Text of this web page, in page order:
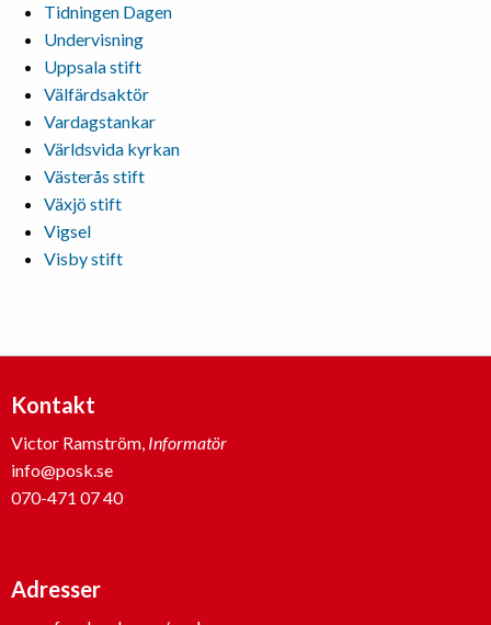
Tidningen Dagen
Undervisning
Uppsala stift
Välfärdsaktör
Vardagstankar
Världsvida kyrkan
Västerås stift
Växjö stift
Vigsel
Visby stift
Kontakt
Victor Ramström, Informatör
info@posk.se
070-471 07 40
Adresser